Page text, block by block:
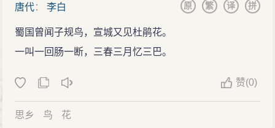
唐代：李白 拼
译
繁
原
蜀国曾闻子规鸟，宣城又见杜鹃花。
一叫一回肠一断，三春三月忆三巴。
赞(0)
思乡 鸟 花